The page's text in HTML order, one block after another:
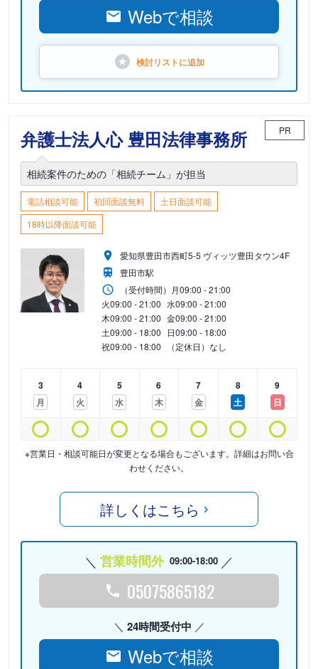
Webで相談
検討リストに追加
弁護士法人心 豊田法律事務所 PR
相続案件のための「相続チーム」が担当
電話相談可能 初回面談無料
土日面談可能
18時以降面談可能
愛知県豊田市西町5-5 ヴィッツ豊田タウン4F
豊田市駅
（受付時間） 月09:00 - 21:00
火09:00 - 21:00 水09:00 - 21:00
木09:00 - 21:00 金09:00 - 21:00
土09:00 - 18:00 日09:00 - 18:00
祝09:00 - 18:00 （定休日）なし
3
月
4
火
5
水
6
木
7
金
8
土
9
日
※営業日・相談可能日が変更となる場合もございます。詳細はお問い合
わせください。
詳しくはこちら
営業時間外 09:00-18:00
05075865182
24時間受付中
Webで相談